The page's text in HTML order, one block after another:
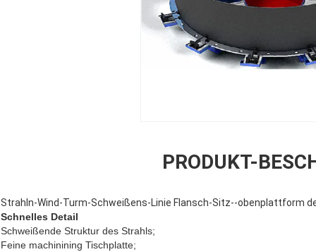
PRODUKT-
Strahln-Wind-Turm-Schweißens-Linie Flansch-Sitz--obenplattform
Schnelles Detail
Schweißende Struktur des Strahls;
Feine machinining Tischplatte;